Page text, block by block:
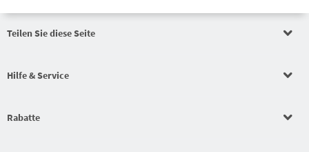
Teilen Sie diese Seite
Hilfe & Service
Rabatte